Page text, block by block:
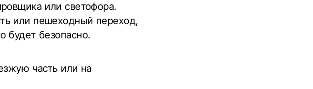
или светофора.
или пешеходный переход,
будет безопасно.
часть или на